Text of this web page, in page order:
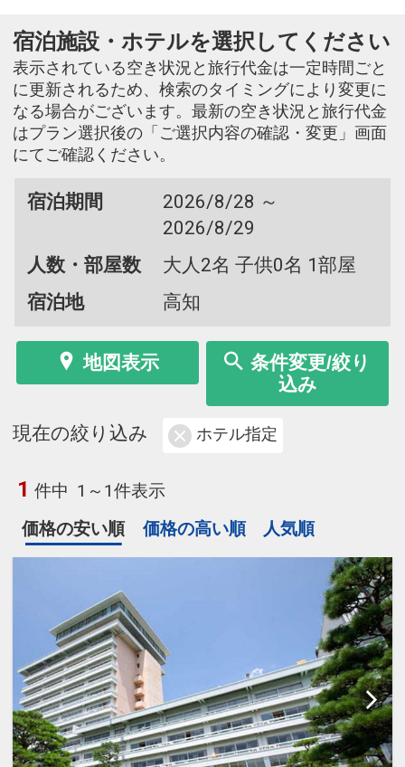
宿泊施設・ホテルを選択してください
表示されている空き状況と旅行代金は一定時間ごと
に更新されるため、検索のタイミングにより変更に
なる場合がございます。最新の空き状況と旅行代金
はプラン選択後の「ご選択内容の確認・変更」画面
にてご確認ください。
宿泊期間
2026/8/28 ～
2026/8/29
人数・部屋数
大人2名 子供0名 1部屋
宿泊地
高知
地図表示
条件変更/絞り
込み
現在の絞り込み ホテル指定
1 件中 1～1件表示
価格の安い順
価格の高い順 人気順